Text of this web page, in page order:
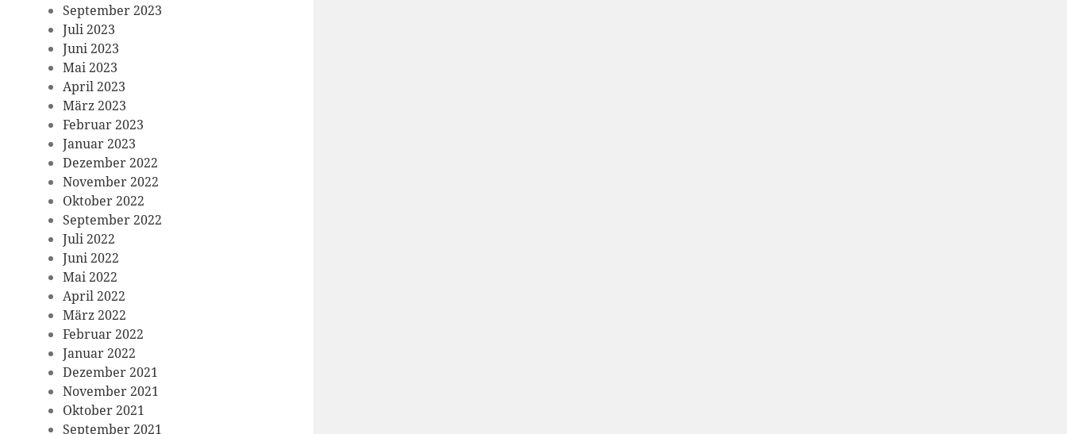
September 2023
Juli 2023
Juni 2023
Mai 2023
April 2023
März 2023
Februar 2023
Januar 2023
Dezember 2022
November 2022
Oktober 2022
September 2022
Juli 2022
Juni 2022
Mai 2022
April 2022
März 2022
Februar 2022
Januar 2022
Dezember 2021
November 2021
Oktober 2021
September 2021